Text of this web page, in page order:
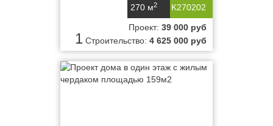
K270202
270 м2
1
Проект: 39 000 руб
Строительство: 4 625 000 руб